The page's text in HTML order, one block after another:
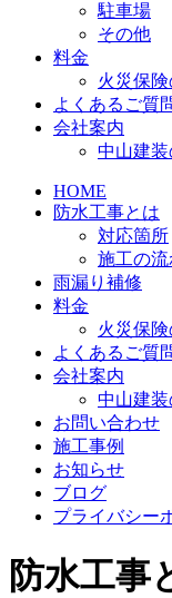
駐車場
その他
料金
火災保険
よくあるご質
会社案内
中山建
HOME
防水工事とは
対応箇所
施工の流
雨漏り補修
料金
火災保険
よくあるご質
会社案内
中山建
お問い合わせ
施工事例
お知らせ
ブログ
プライバシー
防水工事